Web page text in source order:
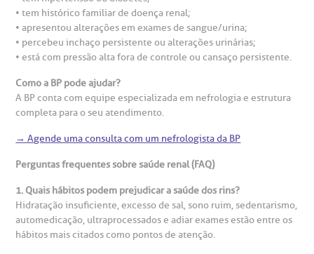
• tem histórico familiar de doença renal;
• apresentou alterações em exames de sangue/urina;
• percebeu inchaço persistente ou alterações urinárias;
• está com pressão alta fora de controle ou cansaço persistente.
Como a BP pode ajudar?
A BP conta com equipe especializada em nefrologia e estrutura
completa para o seu atendimento.
→ Agende uma consulta com um nefrologista da BP
Perguntas frequentes sobre saúde renal (FAQ)
1. Quais hábitos podem prejudicar a saúde dos rins?
Hidratação insuficiente, excesso de sal, sono ruim, sedentarismo,
automedicação, ultraprocessados e adiar exames estão entre os
hábitos mais citados como pontos de atenção.